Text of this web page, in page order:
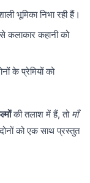
भूमिका निभा रही हैं।
कलाकार कहानी को
के प्रेमियों को
की तलाश में हैं, तो माँ
को एक साथ प्रस्तुत